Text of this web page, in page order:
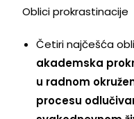
Oblici prokrastinacije
Četiri najčešća
akademska
u radnom
procesu